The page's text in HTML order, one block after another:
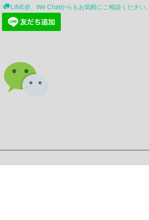
LINE@、We Chatからもお気軽にご相談ください。